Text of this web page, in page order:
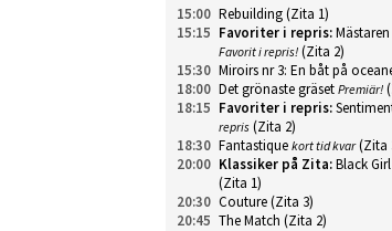
15:00 Rebuilding(Zita 1)
15:15 Favoriter i repris:
Favorit i repris! (Zita 2)
15:30 Miroirs nr 3: En båt på
18:00 Det grönaste gräset Premiär!
18:15 Favoriter i repris:
repris (Zita 2)
18:30 Fantastique kort tid kvar(Zita
20:00 Klassiker på Zita:Black Girl
(Zita 1)
20:30 Couture(Zita 3)
20:45 The Match (Zita 2)